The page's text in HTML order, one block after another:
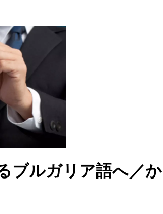
ブルガリア語へ／か